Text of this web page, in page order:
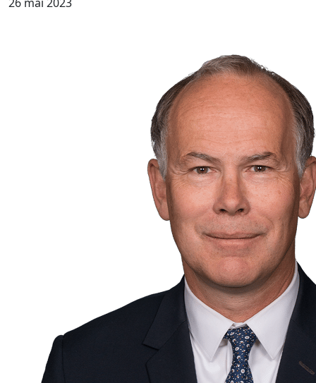
26 mai 2023